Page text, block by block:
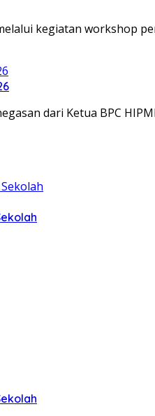
kegiatan workshop
dari Ketua BPC